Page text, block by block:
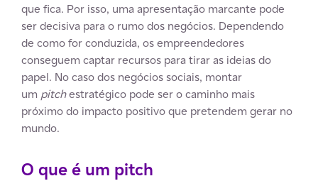
que fica. Por isso, uma apresentação marcante pode
ser decisiva para o rumo dos negócios. Dependendo
de como for conduzida, os empreendedores
conseguem captar recursos para tirar as ideias do
papel. No caso dos negócios sociais, montar
um pitchestratégico pode ser o caminho mais
próximo do impacto positivo que pretendem gerar no
mundo.
O que é um pitch